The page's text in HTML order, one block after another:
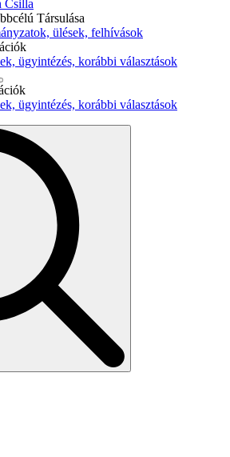
Csilla
Társulása
ülések, felhívások
ügyintézés, korábbi választások
ügyintézés, korábbi választások